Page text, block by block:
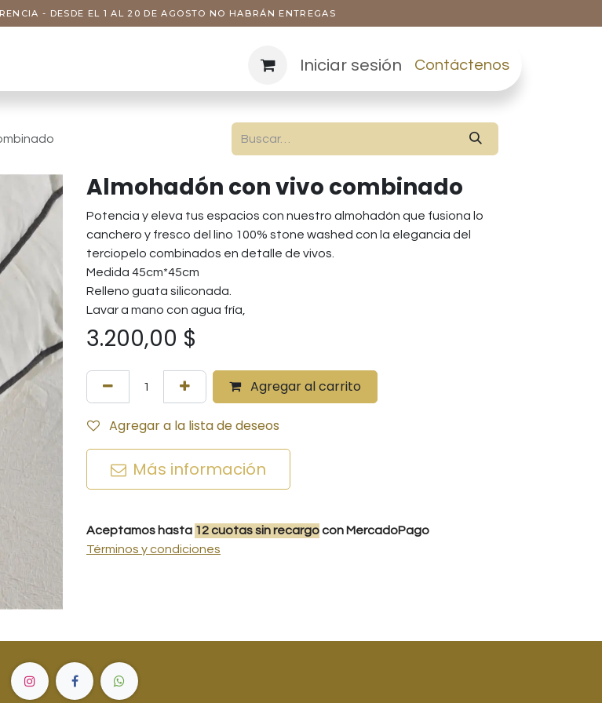
- DESDE EL 1 AL 20 DE AGOSTO NO HABRÁN ENTREGAS
Iniciar sesión Contáctenos
Almohadón con vivo combinado
Potencia y eleva tus espacios con nuestro almohadón que fusiona lo
canchero y fresco del lino 100% stone washed con la elegancia del
terciopelo combinados en detalle de vivos.
Medida 45cm*45cm
Relleno guata siliconada.
Lavar a mano con agua fría,
3.200,00 $
Agregar al carrito
Agregar a la lista de deseos
Más información
Aceptamos hasta 12cuotassin recargocon MercadoPago
Términos y condiciones